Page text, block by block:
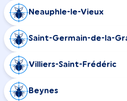
Neauphle-le-Vieux
Saint-Germain-de-la-
Villiers-Saint-Frédéric
Beynes